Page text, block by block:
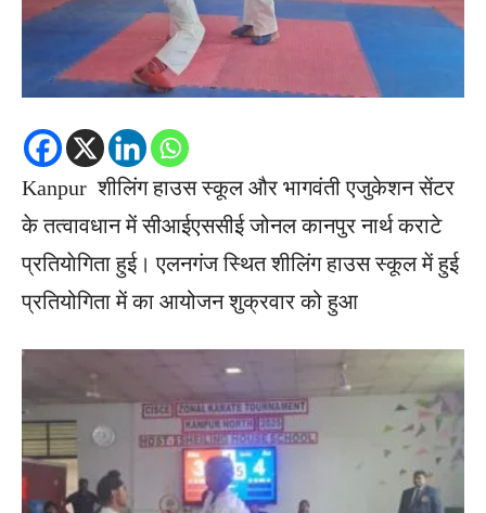
Kanpur शीलिंग हाउस स्कूल और भागवंती एजुकेशन सेंटर
के तत्वावधान में सीआईएससीई जोनल कानपुर नार्थ कराटे
प्रतियाेगिता हुई। एलनगंज स्थित शीलिंग हाउस स्कूल में हुई
प्रतियोगिता में का आयोजन शुक्रवार को हुआ